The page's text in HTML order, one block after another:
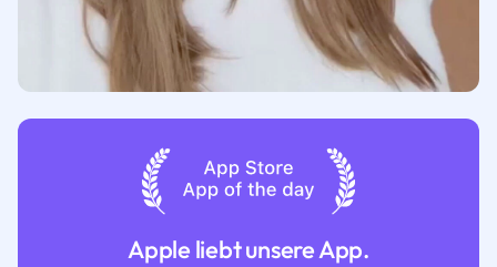
Apple liebt unsere App.